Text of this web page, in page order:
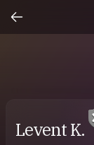
Levent K.